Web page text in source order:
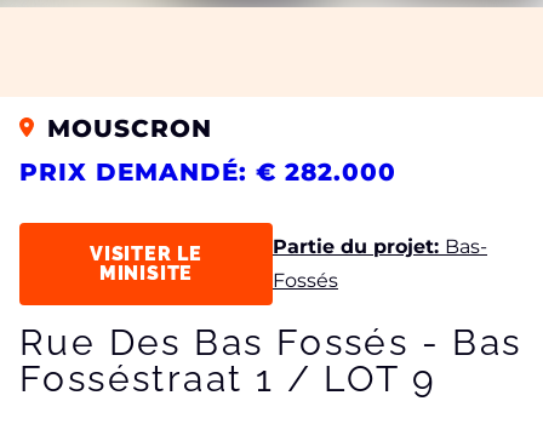
MOUSCRON
PRIX DEMANDÉ: € 282.000
VISITER LE
MINISITE
Partie du projet: Bas-
Fossés
Rue Des Bas Fossés - Bas
Fosséstraat 1 / LOT 9